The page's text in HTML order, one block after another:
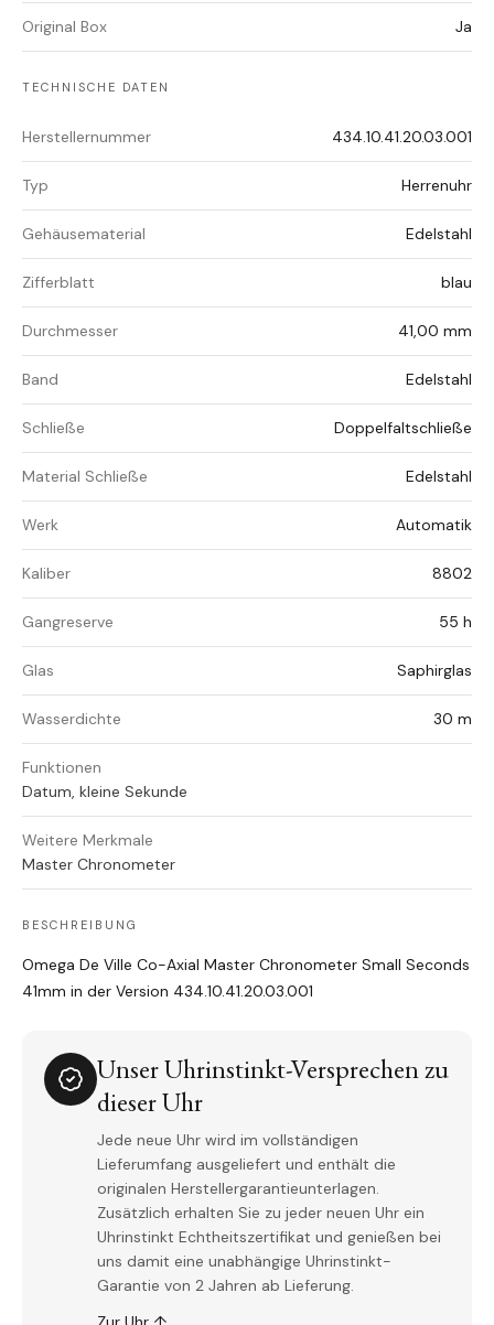
Original Box Ja
TECHNISCHE DATEN
Herstellernummer 434.10.41.20.03.001
Typ Herrenuhr
Gehäusematerial Edelstahl
Zifferblatt blau
Durchmesser 41,00 mm
Band Edelstahl
Schließe Doppelfaltschließe
Material Schließe Edelstahl
Werk Automatik
Kaliber 8802
Gangreserve 55 h
Glas Saphirglas
Wasserdichte 30 m
Funktionen
Datum, kleine Sekunde
Weitere Merkmale
Master Chronometer
BESCHREIBUNG
Omega De Ville Co-Axial Master Chronometer Small Seconds
41mm in der Version 434.10.41.20.03.001
Unser Uhrinstinkt-Versprechen zu
dieser Uhr
Jede neue Uhr wird im vollständigen
Lieferumfang ausgeliefert und enthält die
originalen Herstellergarantieunterlagen.
Zusätzlich erhalten Sie zu jeder neuen Uhr ein
Uhrinstinkt Echtheitszertifikat und genießen bei
uns damit eine unabhängige Uhrinstinkt-
Garantie von 2 Jahren ab Lieferung.